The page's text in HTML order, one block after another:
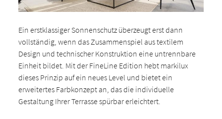
Ein erstklassiger Sonnenschutz überzeugt erst dann
vollständig, wenn das Zusammenspiel aus textilem
Design und technischer Konstruktion eine untrennbare
Einheit bildet. Mit der FineLine Edition hebt markilux
dieses Prinzip auf ein neues Level und bietet ein
erweitertes Farbkonzept an, das die individuelle
Gestaltung Ihrer Terrasse spürbar erleichtert.